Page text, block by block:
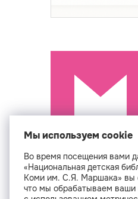
Мы используем cookie
Во время посещения вами
«Национальная детская
Коми им. С.Я. Маршака» вы
что мы обрабатываем